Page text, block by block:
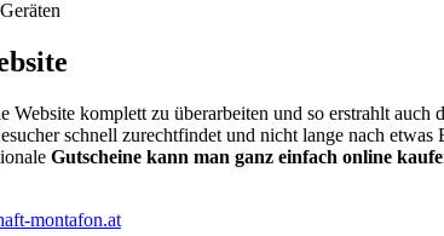
Website komplett zu überarbeiten und so erstrahlt
schnell zurechtfindet und nicht lange nach
Gutscheine kann man ganz einfach online
montafon.at